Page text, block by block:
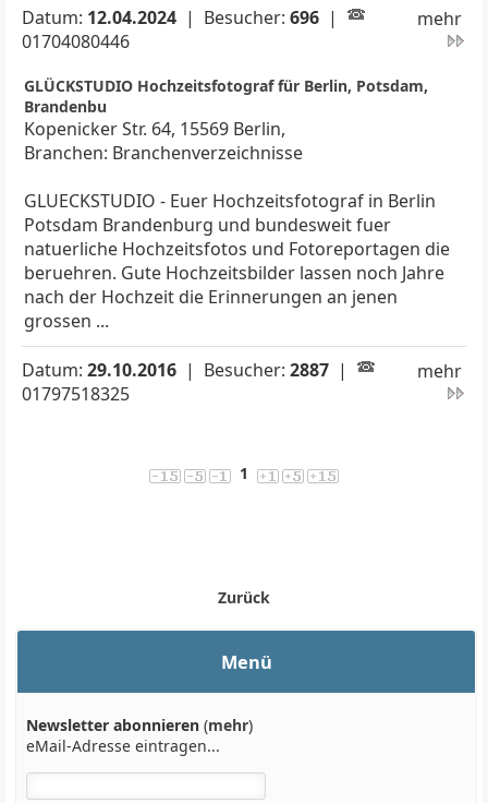
Datum: 12.04.2024| Besucher: 696|
01704080446
mehr
GLÜCKSTUDIO Hochzeitsfotograf für Berlin, Potsdam,
Brandenbu
Kopenicker Str. 64, 15569 Berlin,
Branchen: Branchenverzeichnisse
GLUECKSTUDIO - Euer Hochzeitsfotograf in Berlin
Potsdam Brandenburg und bundesweit fuer
natuerliche Hochzeitsfotos und Fotoreportagen die
beruehren. Gute Hochzeitsbilder lassen noch Jahre
nach der Hochzeit die Erinnerungen an jenen
grossen ...
Datum: 29.10.2016| Besucher: 2887|
01797518325
mehr
1
Zurück
Menü
Newsletter abonnieren (mehr)
eMail-Adresse eintragen...